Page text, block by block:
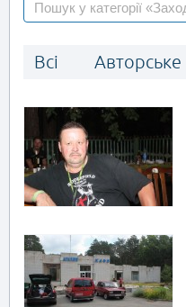
Всі Авторське